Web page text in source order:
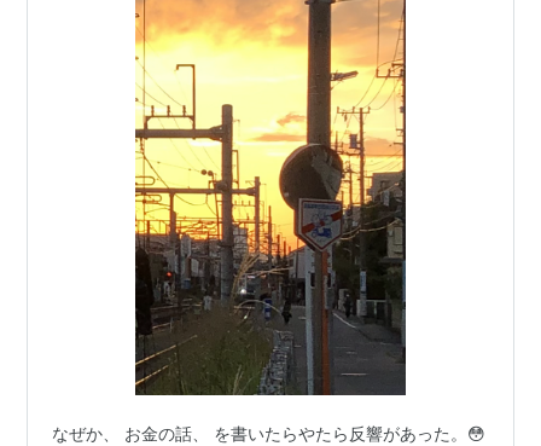
なぜか、 お金の話、 を書いたらやたら反響があった。😳